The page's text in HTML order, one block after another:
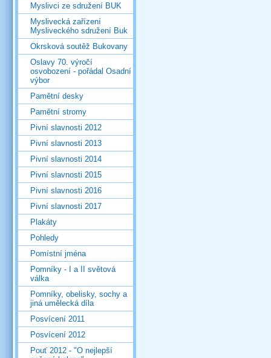
Myslivci ze sdružení BUK
Myslivecká zařízení
Mysliveckého sdružení Buk
Okrsková soutěž Bukovany
Oslavy 70. výročí
osvobození - pořádal Osadní
výbor
Pamětní desky
Pamětní stromy
Pivní slavnosti 2012
Pivní slavnosti 2013
Pivní slavnosti 2014
Pivní slavnosti 2015
Pivní slavnosti 2016
Pivní slavnosti 2017
Plakáty
Pohledy
Pomístní jména
Pomníky - I a II světová
válka
Pomníky, obelisky, sochy a
jiná umělecká díla
Posvícení 2011
Posvícení 2012
Pouť 2012 - "O nejlepší